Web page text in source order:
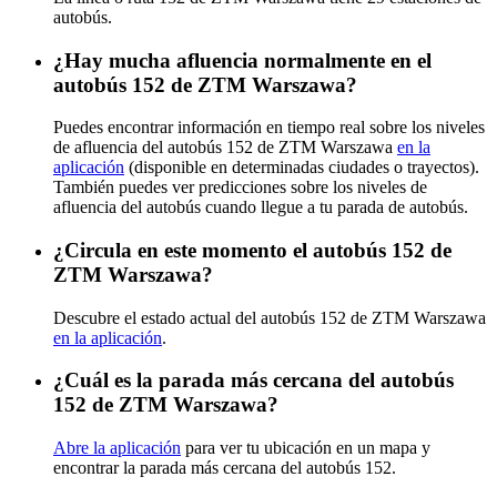
autobús.
¿Hay mucha afluencia normalmente en el
autobús 152 de ZTM Warszawa?
Puedes encontrar información en tiempo real sobre los niveles
de afluencia del autobús 152 de ZTM Warszawa en la
aplicación (disponible en determinadas ciudades o trayectos).
También puedes ver predicciones sobre los niveles de
afluencia del autobús cuando llegue a tu parada de autobús.
¿Circula en este momento el autobús 152 de
ZTM Warszawa?
Descubre el estado actual del autobús 152 de ZTM Warszawa
en la aplicación.
¿Cuál es la parada más cercana del autobús
152 de ZTM Warszawa?
Abre la aplicación para ver tu ubicación en un mapa y
encontrar la parada más cercana del autobús 152.